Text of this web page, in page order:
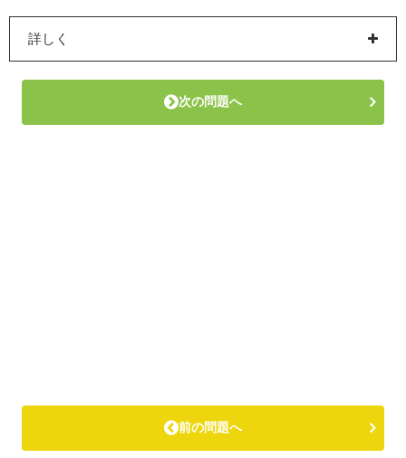
詳しく
次の問題へ
前の問題へ